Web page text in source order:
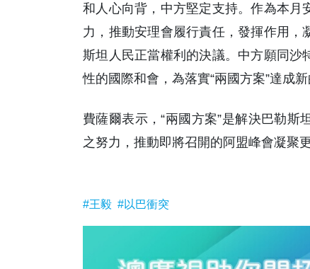
和人心向背，中方堅定支持。作為本月
力，推動安理會履行責任，發揮作用
斯坦人民正當權利的決議。中方願同
性的國際和會，為落實“兩國方案”達成
費薩爾表示，“兩國方案”是解決巴勒
之努力，推動即將召開的阿盟峰會凝聚
#王毅 #以巴衝突